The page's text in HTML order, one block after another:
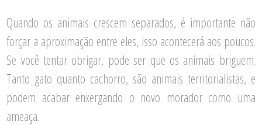
Quando os animais crescem separados, é importante não
forçar a aproximação entre eles, isso acontecerá aos poucos.
Se você tentar obrigar, pode ser que os animais briguem.
Tanto gato quanto cachorro, são animais territorialistas, e
podem acabar enxergando o novo morador como uma
ameaça.